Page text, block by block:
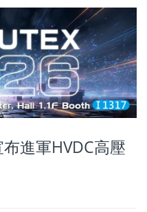
進軍HVDC高壓